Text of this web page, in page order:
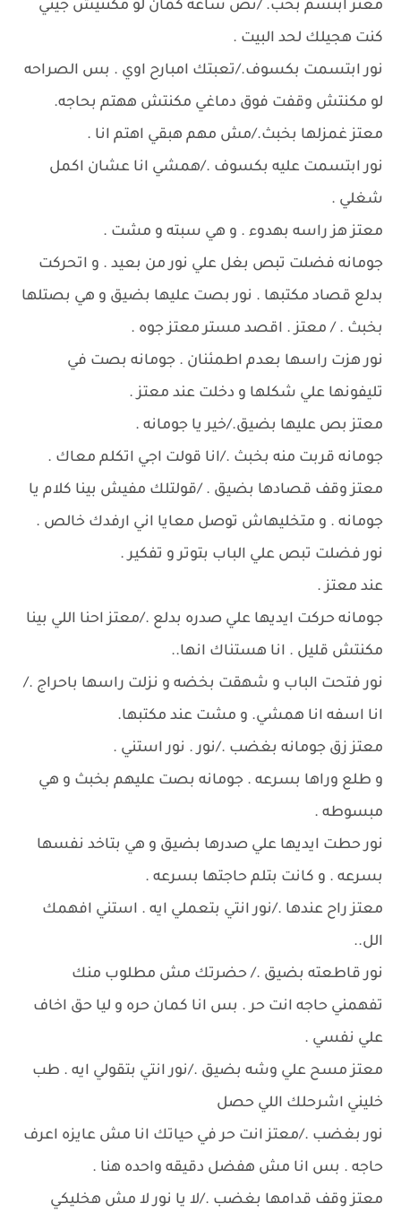
معتز ابتسم بحب. /نص ساعة كمان لو مكنتيش جيتي
كنت هجيلك لحد البيت .
نور ابتسمت بكسوف./تعبتك امبارح اوي . بس الصراحه
لو مكنتش وقفت فوق دماغي مكنتش ههتم بحاجه.
معتز غمزلها بخبث./مش مهم هبقي اهتم انا .
نور ابتسمت عليه بكسوف ./همشي انا عشان اكمل
شغلي .
معتز هز راسه بهدوء . و هي سبته و مشت .
جومانه فضلت تبص بغل علي نور من بعيد . و اتحركت
بدلع قصاد مكتبها . نور بصت عليها بضيق و هي بصتلها
بخبث . / معتز . اقصد مستر معتز جوه .
نور هزت راسها بعدم اطمئنان . جومانه بصت في
تليفونها علي شكلها و دخلت عند معتز .
معتز بص عليها بضيق./خير يا جومانه .
جومانه قربت منه بخبث ./انا قولت اجي اتكلم معاك .
معتز وقف قصادها بضيق . /قولتلك مفيش بينا كلام يا
جومانه . و متخليهاش توصل معايا اني ارفدك خالص .
نور فضلت تبص علي الباب بتوتر و تفكير .
عند معتز .
جومانه حركت ايديها علي صدره بدلع ./معتز احنا اللي بينا
مكنتش قليل . انا هستناك انها..
نور فتحت الباب و شهقت بخضه و نزلت راسها باحراج ./
انا اسفه انا همشي. و مشت عند مكتبها.
معتز زق جومانه بغضب ./نور . نور استني .
و طلع وراها بسرعه . جومانه بصت عليهم بخبث و هي
مبسوطه .
نور حطت ايديها علي صدرها بضيق و هي بتاخد نفسها
بسرعه . و كانت بتلم حاجتها بسرعه .
معتز راح عندها ./نور انتي بتعملي ايه . استني افهمك
الل..
نور قاطعته بضيق ./ حضرتك مش مطلوب منك
تفهمني حاجه انت حر . بس انا كمان حره و ليا حق اخاف
علي نفسي .
معتز مسح علي وشه بضيق ./نور انتي بتقولي ايه . طب
خليني اشرحلك اللي حصل
نور بغضب ./معتز انت حر في حياتك انا مش عايزه اعرف
حاجه . بس انا مش هفضل دقيقه واحده هنا .
معتز وقف قدامها بغضب ./لا يا نور لا مش هخليكي